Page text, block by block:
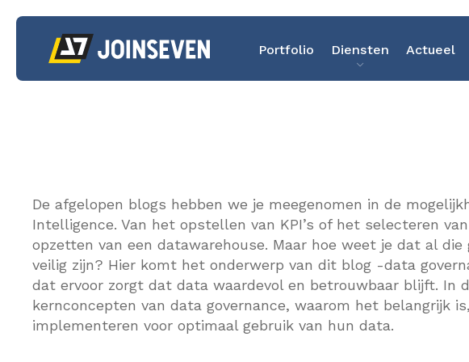
Portfolio Diensten Actueel
De afgelopen blogs hebben we je meegenomen in de
Intelligence. Van het opstellen van KPI’s of het selecteren
opzetten van een datawarehouse. Maar hoe weet je dat al
veilig zijn? Hier komt het onderwerp van dit blog -data
dat ervoor zorgt dat data waardevol en betrouwbaar blijft. In
kernconcepten van data governance, waarom het belangrijk
implementeren voor optimaal gebruik van hun data.